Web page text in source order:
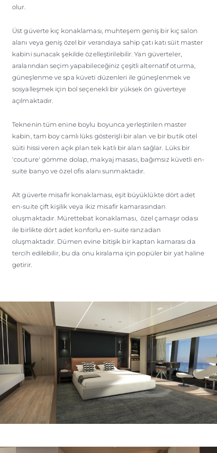
olur.
Üst güverte kıç konaklaması, muhteşem geniş bir kıç salon
alanı veya geniş özel bir verandaya sahip çatı katı süit master
kabini sunacak şekilde özelleştirilebilir. Yan güverteler,
aralarından seçim yapabileceğiniz çeşitli alternatif oturma,
güneşlenme ve spa küveti düzenleri ile güneşlenmek ve
sosyalleşmek için bol seçenekli bir yüksek ön güverteye
açılmaktadır.
Teknenin tüm enine boylu boyunca yerleştirilen master
kabin, tam boy camlı lüks gösterişli bir alan ve bir butik otel
süiti hissi veren açık plan tek katlı bir alan sağlar. Lüks bir
'couture' gömme dolap, makyaj masası, bağımsız küvetli en-
suite banyo ve özel ofis alanı sunmaktadır.
Alt güverte misafir konaklaması, eşit büyüklükte dört adet
en-suite çift kişilik veya ikiz misafir kamarasından
oluşmaktadır. Mürettebat konaklaması, özel çamaşır odası
ile birlikte dört adet konforlu en-suite ranzadan
oluşmaktadır. Dümen evine bitişik bir kaptan kamarası da
tercih edilebilir, bu da onu kiralama için popüler bir yat haline
getirir.